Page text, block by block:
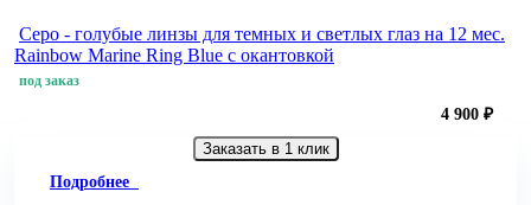
Серо - голубые линзы для темных и светлых глаз на 12 мес.
Rainbow Marine Ring Blue с окантовкой
под заказ
4 900 ₽
Заказать в 1 клик
Подробнее